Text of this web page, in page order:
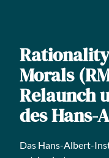
Morals
Relaunch
des
Das Hans-Albert-